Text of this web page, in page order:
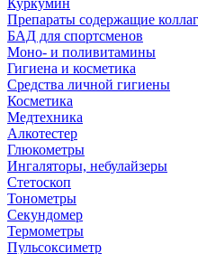
Куркумин
Препараты содержащие
БАД для спортсменов
Моно- и поливитамины
Гигиена и косметика
Средства личной гигиены
Косметика
Медтехника
Алкотестер
Глюкометры
Ингаляторы, небулайзеры
Стетоскоп
Тонометры
Секундомер
Термометры
Пульсоксиметр